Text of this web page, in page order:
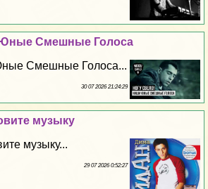
Смешные Голоса
Смешные Голоса...
30 07 2026 21:24:29
музыку
музыку...
29 07 2026 0:52:27